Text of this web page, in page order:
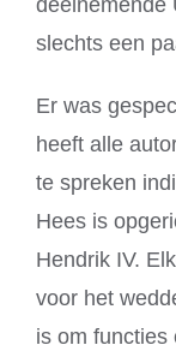
deelnemende
slechts een
Er was
heeft alle
te spreken
Hees is
Hendrik IV.
voor het
is om functies